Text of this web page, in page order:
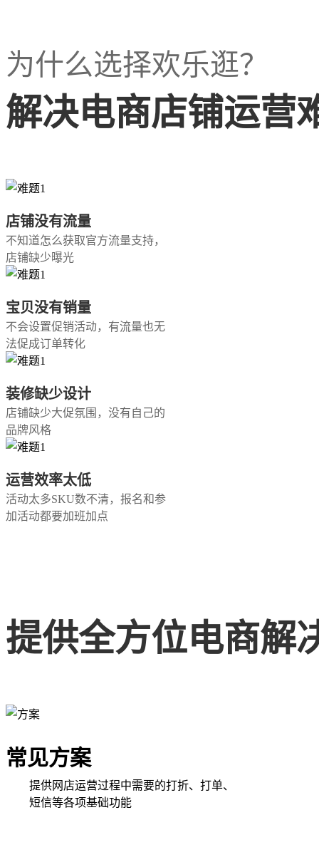
为什么选择欢乐逛？
解决电商店铺运营
店铺没有流量
不知道怎么获取官方流量支持，
店铺缺少曝光
宝贝没有销量
不会设置促销活动，有流量也无
法促成订单转化
装修缺少设计
店铺缺少大促氛围，没有自己的
品牌风格
运营效率太低
活动太多SKU数不清，报名和参
加活动都要加班加点
提供全方位电商解
常见方案
提供网店运营过程中需要的打折、打单、
短信等各项基础功能